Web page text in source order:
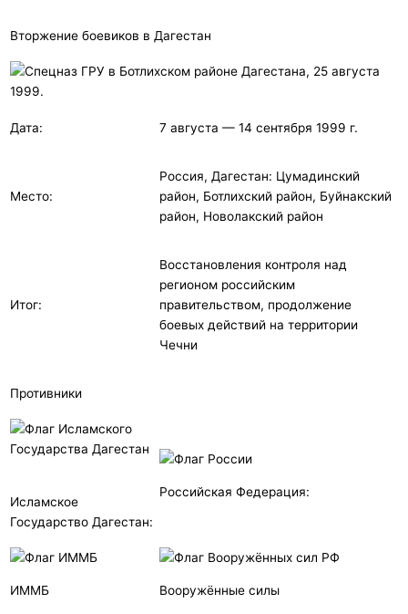
Вторжение боевиков в Дагестан
Дата: 7 августа — 14 сентября 1999 г.
Место:
Россия, Дагестан: Цумадинский
район, Ботлихский район, Буйнакский
район, Новолакский район
Итог:
Восстановления контроля над
регионом российским
правительством, продолжение
боевых действий на территории
Чечни
Противники
Исламское
Государство Дагестан:
Российская Федерация:
ИММБ Вооружённые силы